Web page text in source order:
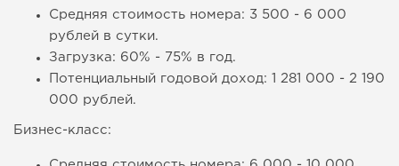
Средняя стоимость номера: 3 500 - 6 000
рублей в сутки.
Загрузка: 60% - 75% в год.
Потенциальный годовой доход: 1 281 000 - 2 190
000 рублей.
Бизнес-класс: